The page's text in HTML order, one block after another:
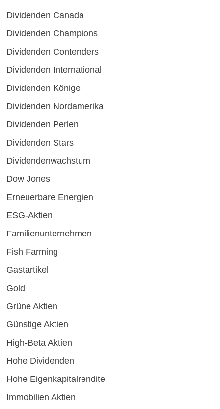
Dividenden Canada
Dividenden Champions
Dividenden Contenders
Dividenden International
Dividenden Könige
Dividenden Nordamerika
Dividenden Perlen
Dividenden Stars
Dividendenwachstum
Dow Jones
Erneuerbare Energien
ESG-Aktien
Familienunternehmen
Fish Farming
Gastartikel
Gold
Grüne Aktien
Günstige Aktien
High-Beta Aktien
Hohe Dividenden
Hohe Eigenkapitalrendite
Immobilien Aktien